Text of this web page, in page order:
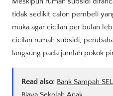
tidak sedikit calon pembeli
muka agar cicilan per bulan
cicilan rumah subsidi,
langsung pada jumlah pokok
Read also: Bank Sampah